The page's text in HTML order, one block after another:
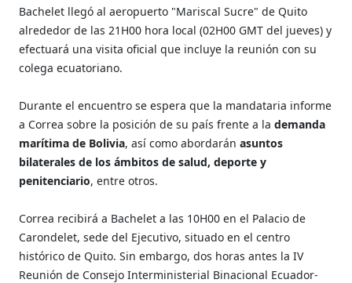
Bachelet llegó al aeropuerto "Mariscal Sucre" de Quito
alrededor de las 21H00 hora local (02H00 GMT del jueves) y
efectuará una visita oficial que incluye la reunión con su
colega ecuatoriano.
Durante el encuentro se espera que la mandataria informe
a Correa sobre la posición de su país frente a lademanda
marítima de Bolivia, así como abordaránasuntos
bilaterales de los ámbitos de salud, deporte y
penitenciario, entre otros.
Correa recibirá a Bachelet a las 10H00 en el Palacio de
Carondelet, sede del Ejecutivo, situado en el centro
histórico de Quito. Sin embargo, dos horas antes la IV
Reunión de Consejo Interministerial Binacional Ecuador-